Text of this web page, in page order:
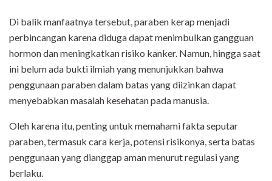
Di balik manfaatnya tersebut, paraben kerap menjadi
perbincangan karena diduga dapat menimbulkan gangguan
hormon dan meningkatkan risiko kanker. Namun, hingga saat
ini belum ada bukti ilmiah yang menunjukkan bahwa
penggunaan paraben dalam batas yang diizinkan dapat
menyebabkan masalah kesehatan pada manusia.
Oleh karena itu, penting untuk memahami fakta seputar
paraben, termasuk cara kerja, potensi risikonya, serta batas
penggunaan yang dianggap aman menurut regulasi yang
berlaku.